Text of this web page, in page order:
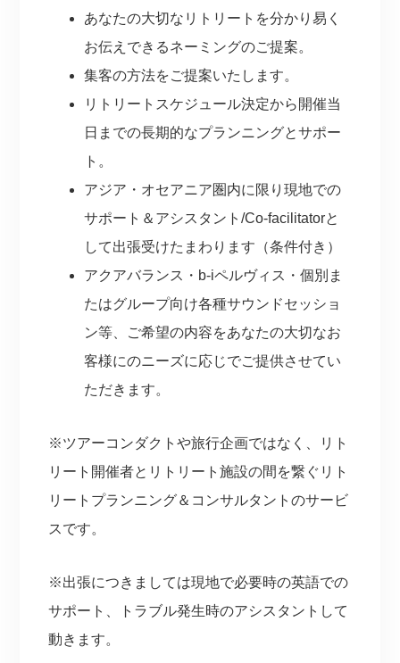
あなたの大切なリトリートを分かり易く
お伝えできるネーミングのご提案。
集客の方法をご提案いたします。
リトリートスケジュール決定から開催当
日までの長期的なプランニングとサポー
ト。
アジア・オセアニア圏内に限り現地での
サポート＆アシスタント/Co-facilitatorと
して出張受けたまわります（条件付き）
アクアバランス・b-iペルヴィス・個別ま
たはグループ向け各種サウンドセッショ
ン等、ご希望の内容をあなたの大切なお
客様にのニーズに応じでご提供させてい
ただきます。
※ツアーコンダクトや旅行企画ではなく、リト
リート開催者とリトリート施設の間を繋ぐリト
リートプランニング＆コンサルタントのサービ
スです。
※出張につきましては現地で必要時の英語での
サポート、トラブル発生時のアシスタントして
動きます。